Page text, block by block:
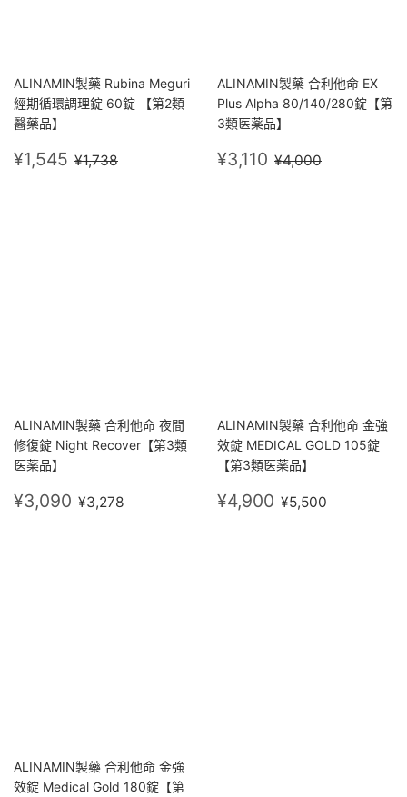
ALINAMIN製藥 Rubina Meguri
經期循環調理錠 60錠 【第2類
醫藥品】
售
價
¥1,545 ¥1,545
定價
¥1,738
ALINAMIN製藥 合利他命 EX
Plus Alpha 80/140/280錠【第
3類医薬品】
售
¥3,110 ¥3,110
定價
¥4,000
ALINAMIN製藥 合利他命 夜間
修復錠 Night Recover【第3類
医薬品】
售
¥3,090 ¥3,090
定價
¥3,278
ALINAMIN製藥 合利他命 金強
效錠 MEDICAL GOLD 105錠
【第3類医薬品】
售
價
¥4,900 ¥4,900
定價
¥5,500
ALINAMIN製藥 合利他命 金強
效錠 Medical Gold 180錠【第